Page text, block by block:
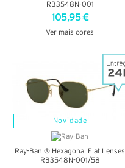
RB3548N-001
105,95 €
Ver mais cores
Novidade
Ray-Ban ® Hexagonal Flat Lenses
RB3548N-001/58